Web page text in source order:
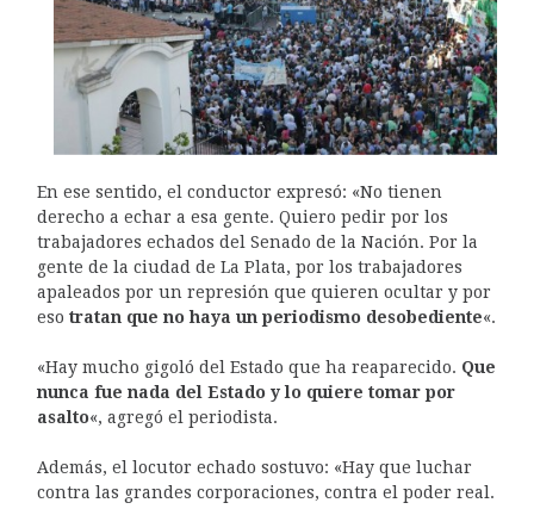
En ese sentido, el conductor expresó: «No tienen
derecho a echar a esa gente. Quiero pedir por los
trabajadores echados del Senado de la Nación. Por la
gente de la ciudad de La Plata, por los trabajadores
apaleados por un represión que quieren ocultar y por
eso tratan que no haya un periodismo desobediente«.
«Hay mucho gigoló del Estado que ha reaparecido. Que
nunca fue nada del Estado y lo quiere tomar por
asalto«, agregó el periodista.
Además, el locutor echado sostuvo: «Hay que luchar
contra las grandes corporaciones, contra el poder real.